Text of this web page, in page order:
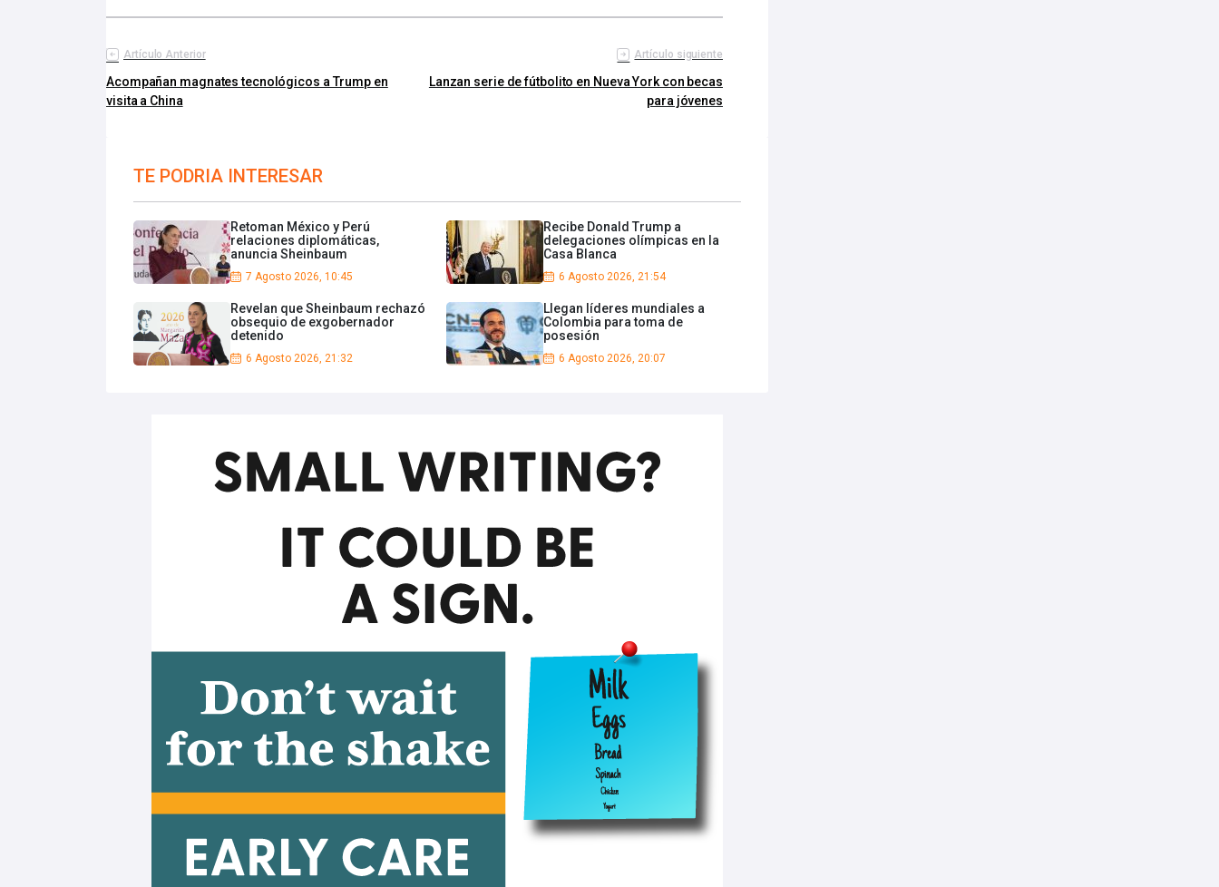
Artículo Anterior
Acompañan magnates tecnológicos a Trump en
visita a China
Artículo siguiente
Lanzan serie de fútbolito en Nueva York con becas
para jóvenes
TE PODRIA INTERESAR
Retoman México y Perú
relaciones diplomáticas,
anuncia Sheinbaum
7 Agosto 2026, 10:45
Recibe Donald Trump a
delegaciones olímpicas en la
Casa Blanca
6 Agosto 2026, 21:54
Revelan que Sheinbaum rechazó
obsequio de exgobernador
detenido
6 Agosto 2026, 21:32
Llegan líderes mundiales a
Colombia para toma de
posesión
6 Agosto 2026, 20:07